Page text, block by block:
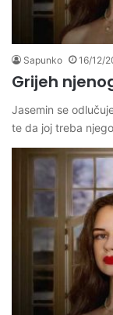
Sapunko 16/12/
Grijeh
Jasemin se
te da joj treba